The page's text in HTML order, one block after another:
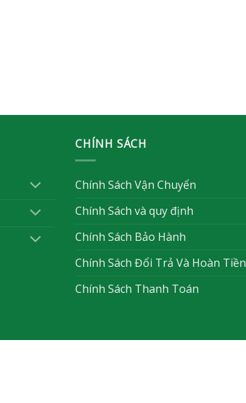
CHÍNH SÁCH
Chính Sách Vận Chuyển
Chính Sách và quy định
Chính Sách Bảo Hành
Chính Sách Đổi Trả Và Hoàn Tiền
Chính Sách Thanh Toán